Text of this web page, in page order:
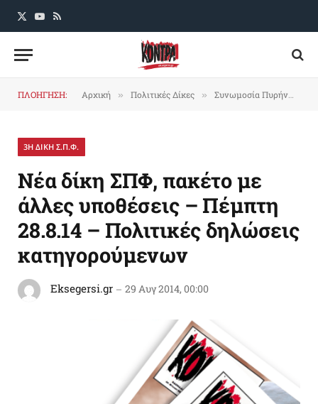
X
YouTube
RSS
ΠΛΟΗΓΗΣΗ: Αρχική » Πολιτικές Δίκες » Συνωμοσία Πυρήνων της Φωτιάς
3Η ΔΙΚΗ Σ.Π.Φ.
Νέα δίκη ΣΠΦ, πακέτο με
άλλες υποθέσεις – Πέμπτη
28.8.14 – Πολιτικές δηλώσεις
κατηγορούμενων
Eksegersi.gr 29 Αυγ 2014, 00:00